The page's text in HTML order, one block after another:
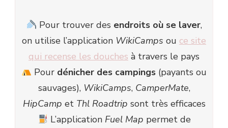
Pour trouver des endroits où se laver,
on utilise l’application WikiCamps ou ce site
qui recense les douches à travers le pays
Pour dénicher des campings (payants ou
sauvages), WikiCamps, CamperMate,
HipCamp et Thl Roadtrip sont très efficaces
L’application Fuel Map permet de